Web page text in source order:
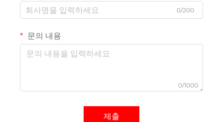
0/200
문의 내용
0/1000
제출